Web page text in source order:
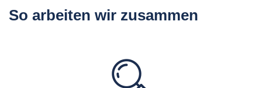
So arbeiten wir zusammen